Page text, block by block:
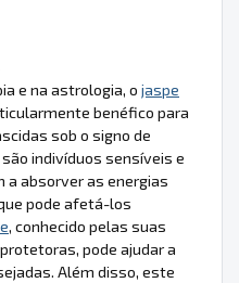
e na astrologia, o jaspe
benéfico para
sob o signo de
indivíduos sensíveis e
a absorver as energias
pode afetá-los
, conhecido pelas suas
pode ajudar a
Além disso, este